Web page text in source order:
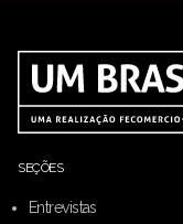
SEÇÕES
Entrevistas